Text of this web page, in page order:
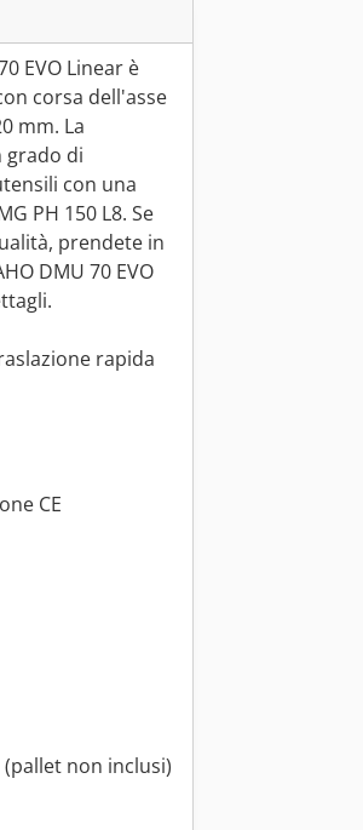
EVO Linear è
corsa dell'asse
mm. La
grado di
con una
PH 150 L8. Se
prendete in
DMU 70 EVO
rapida
CE
(pallet non inclusi)